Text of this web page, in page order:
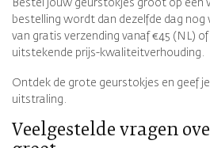
Bestel jouw geurstokjes groot op een
bestelling wordt dan dezelfde dag
van gratis verzending vanaf €45 (NL)
uitstekende prijs-kwaliteitverhouding.
Ontdek de grote geurstokjes en geef
uitstraling.
Veelgestelde vragen